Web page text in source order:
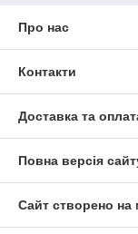
Про нас
Контакти
Доставка та
Повна версія
Сайт створено на